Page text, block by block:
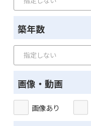
築年数
画像・動画
画像あり